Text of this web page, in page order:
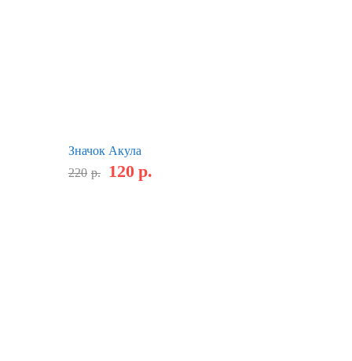
Значок Акула
220 р. 120 р.